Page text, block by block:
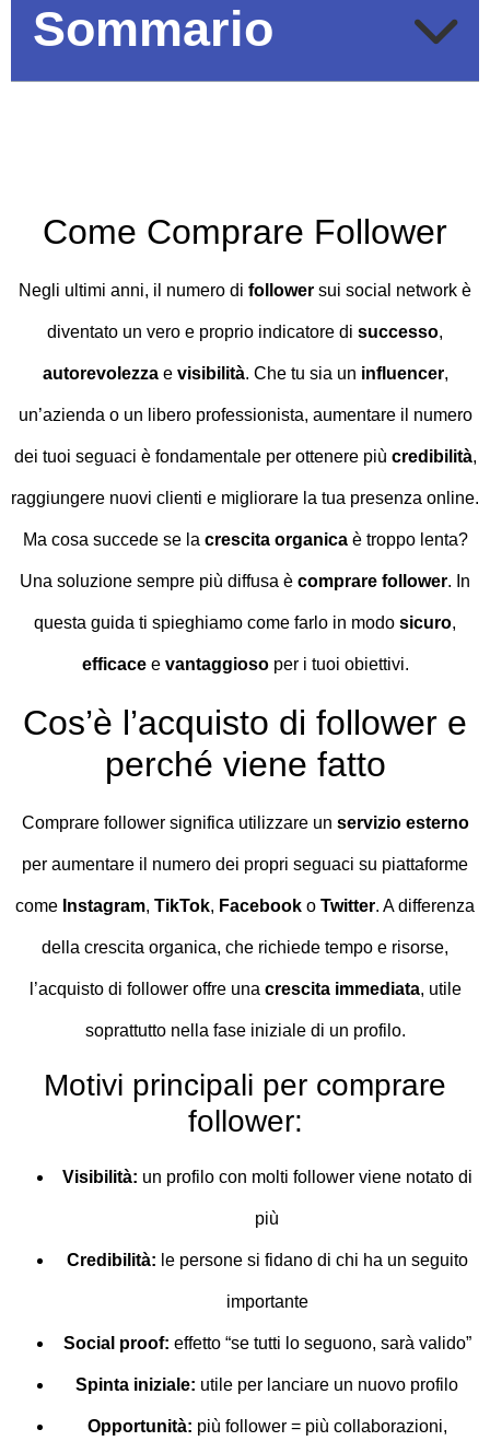
Sommario
Come Comprare Follower
Negli ultimi anni, il numero di follower sui social network è
diventato un vero e proprio indicatore di successo,
autorevolezzae visibilità. Che tu sia un influencer,
un’azienda o un libero professionista, aumentare il numero
dei tuoi seguaci è fondamentale per ottenere più credibilità,
raggiungere nuovi clienti e migliorare la tua presenza online.
Ma cosa succede se la crescita organicaè troppo lenta?
Una soluzione sempre più diffusa è comprare follower. In
questa guida ti spieghiamo come farlo in modo sicuro,
efficacee vantaggiosoper i tuoi obiettivi.
Cos’è l’acquisto di follower e
perché viene fatto
Comprare follower significa utilizzare un servizio esterno
per aumentare il numero dei propri seguaci su piattaforme
come Instagram, TikTok, Facebook o Twitter. A differenza
della crescita organica, che richiede tempo e risorse,
l’acquisto di follower offre una crescita immediata, utile
soprattutto nella fase iniziale di un profilo.
Motivi principali per comprare
follower:
Visibilità: un profilo con molti follower viene notato di
più
Credibilità: le persone si fidano di chi ha un seguito
importante
Social proof: effetto “se tutti lo seguono, sarà valido”
Spinta iniziale: utile per lanciare un nuovo profilo
Opportunità: più follower = più collaborazioni,